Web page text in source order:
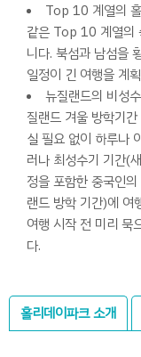
Top 10 계열의
같은 Top 10 계열의
니다. 북섬과 남섬을
일정이 긴 여행을 계
뉴질랜드의 비성
질랜드 겨울 방학기
실 필요 없이 하루나
러나 최성수기 기간(
정을 포함한 중국인
랜드 방학 기간)에 여
여행 시작 전 미리 묵
다.
홀리데이파크 소개